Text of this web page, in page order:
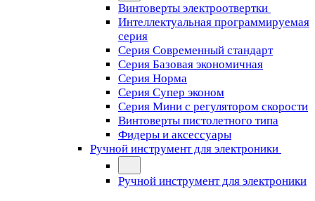
Винтоверты электроотвертки
Интеллектуальная программируемая
серия
Серия Современный стандарт
Серия Базовая экономичная
Серия Норма
Серия Cупер эконом
Серия Мини с регулятором скорости
Винтоверты пистолетного типа
Фидеры и аксессуары
Ручной инструмент для электроники
Ручной инструмент для электроники